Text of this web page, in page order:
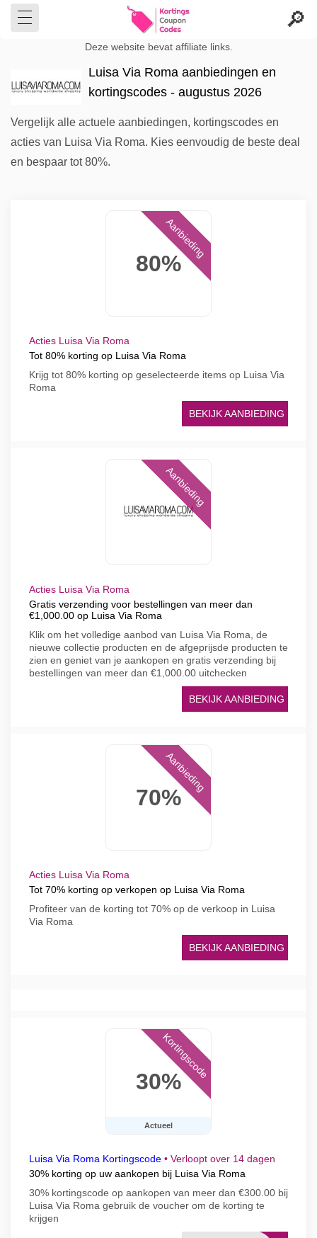
Deze website bevat affiliate links.
Luisa Via Roma aanbiedingen en
kortingscodes - augustus 2026
Vergelijk alle actuele aanbiedingen, kortingscodes en
acties van Luisa Via Roma. Kies eenvoudig de beste deal
en bespaar tot 80%.
80%
Aanbieding
Acties Luisa Via Roma
Tot 80% korting op Luisa Via Roma
Krijg tot 80% korting op geselecteerde items op Luisa Via
Roma
BEKIJK AANBIEDING
Aanbieding
Acties Luisa Via Roma
Gratis verzending voor bestellingen van meer dan
€1,000.00 op Luisa Via Roma
Klik om het volledige aanbod van Luisa Via Roma, de
nieuwe collectie producten en de afgeprijsde producten te
zien en geniet van je aankopen en gratis verzending bij
bestellingen van meer dan €1,000.00 uitchecken
BEKIJK AANBIEDING
70%
Aanbieding
Acties Luisa Via Roma
Tot 70% korting op verkopen op Luisa Via Roma
Profiteer van de korting tot 70% op de verkoop in Luisa
Via Roma
BEKIJK AANBIEDING
30%
Actueel
Kortingscode
Luisa Via Roma Kortingscode • Verloopt over 14 dagen
30% korting op uw aankopen bij Luisa Via Roma
30% kortingscode op aankopen van meer dan €300.00 bij
Luisa Via Roma gebruik de voucher om de korting te
krijgen